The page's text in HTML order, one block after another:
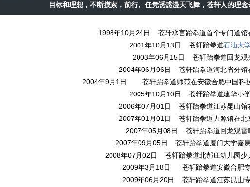
目标和理想，不断摸索，前行。任凭诱惑漫天飞舞，苍轩人的理
1998年10 月 24 日 苍轩承言跆拳道首个专门道馆
2001 年10 月 13 日 苍轩跆拳道石油大
2003年06 月 15 日 苍轩跆拳道回龙观
2004年06 月 06 日 苍轩跆拳道河北省分馆
2004年9 月 1 日 苍轩跆拳道师范在安徽合肥中国科
2005年10 月 10 日 苍轩跆拳道建华小学
2006年07 月 01 日 苍轩跆拳道江苏昆山馆
2007年01 月 01 日 苍轩跆拳道力源馆在北
2007年05 月 08 日 苍轩跆拳道回龙观雷
2007年09 月 05 日 苍轩跆拳道厦门大学嘉庚
2008年07 月 02 日 苍轩跆拳道北郝庄幼儿园少
2009年3 月 18 日 苍轩跆拳道安徽合肥
2009年06 月 20 日 苍轩跆拳道江苏昆山专